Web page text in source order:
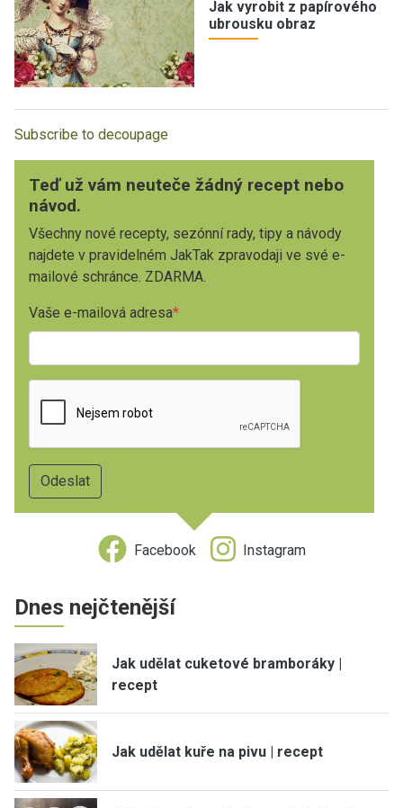
Jak vyrobit z papírového
ubrousku obraz
Subscribe to decoupage
Teď už vám neuteče žádný recept nebo
návod.
Všechny nové recepty, sezónní rady, tipy a návody
najdete v pravidelném JakTak zpravodaji ve své e-
mailové schránce. ZDARMA.
Vaše e-mailová adresa
Facebook Instagram
Dnes nejčtenější
Jak udělat cuketové bramboráky |
recept
Jak udělat kuře na pivu | recept